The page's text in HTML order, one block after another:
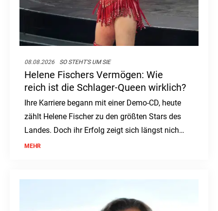
08.08.2026 SO STEHT'S UM SIE
Helene Fischers Vermögen: Wie
reich ist die Schlager-Queen wirklich?
Ihre Karriere begann mit einer Demo-CD, heute
zählt Helene Fischer zu den größten Stars des
Landes. Doch ihr Erfolg zeigt sich längst nicht
nur auf der Bühne.
MEHR